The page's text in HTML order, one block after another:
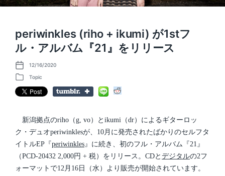
periwinkles (riho + ikumi) が1stフ
ル・アルバム『21』をリリース
P
o
t
d
12/16/2020
P
o
s
n
Topic
新潟拠点のriho（g, vo）とikumi（dr）によるギターロッ
ク・デュオperiwinklesが、10月に発売されたばかりのセルフタ
イトルEP『periwinkles 』に続き、初のフル・アルバム『21』
（PCD-20432 2,000円 + 税）をリリース。CDと デジタルの2フ
ォーマットで12月16日（水）より販売が開始されています。